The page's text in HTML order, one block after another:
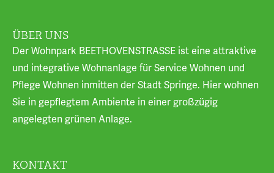
ÜBER UNS
Der Wohnpark BEETHOVENSTRASSE ist eine attraktive
und integrative Wohnanlage für Service Wohnen und
Pflege Wohnen inmitten der Stadt Springe. Hier wohnen
Sie in gepflegtem Ambiente in einer großzügig
angelegten grünen Anlage.
KONTAKT